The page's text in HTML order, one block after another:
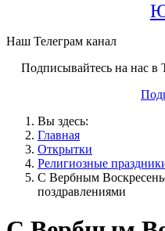
Наш Телеграм канал
Подписывайтесь на нас в
Вы здесь:
Главная
Открытки
Религиозные
С Вербным
поздравлениями